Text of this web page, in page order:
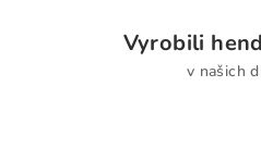
Vyrobili
v našich